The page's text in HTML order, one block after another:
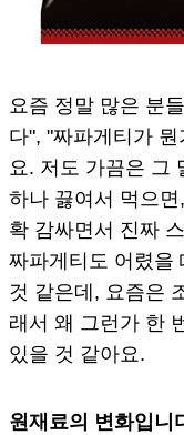
요즘 정말 많은 분
다", "짜파게티가
요. 저도 가끔은 그
하나 끓여서 먹으
확 감싸면서 진짜
짜파게티도 어렸을
것 같은데, 요즘은
래서 왜 그런가 한
있을 것 같아요.
원재료의 변화입니